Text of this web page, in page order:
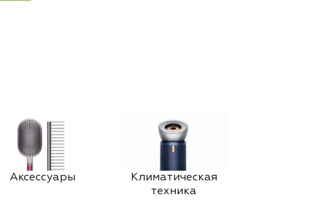
Аксессуары
Климатическая
техника